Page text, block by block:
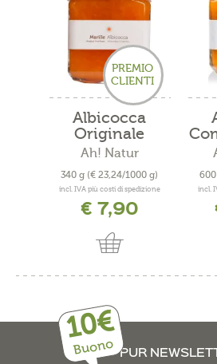
PREMIO
CLIENTI
Albicocca
Originale
Venostana...
Ah! Natur
340 g (€ 23,24/1000 g)
incl. IVA più costi di spedizione
€ 7,90
incl.
10€
Buono PUR